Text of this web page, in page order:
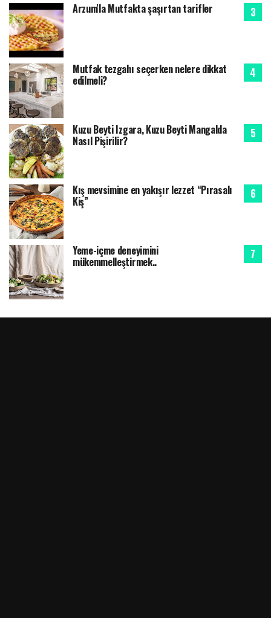
Arzum'la Mutfakta şaşırtan tarifler
Mutfak tezgahı seçerken nelere dikkat
edilmeli?
Kuzu Beyti Izgara, Kuzu Beyti Mangalda
Nasıl Pişirilir?
Kış mevsimine en yakışır lezzet “Pırasalı
Kiş”
Yeme-içme deneyimini
mükemmelleştirmek..